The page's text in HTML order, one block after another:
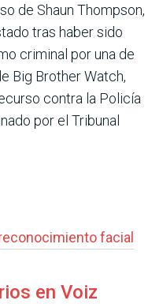
de Shaun Thompson,
tras haber sido
criminal por una de
Big Brother Watch,
contra la Policía
por el Tribunal
facial
en Voiz